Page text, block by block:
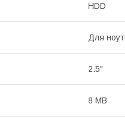
HDD
Для
2.5"
8 MB